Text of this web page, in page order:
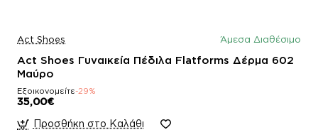
Act Shoes Άμεσα Διαθέσιμο
Act Shoes Γυναικεία Πέδιλα Flatforms Δέρμα 602
Μαύρο
Εξοικονομείτε-29%
35,00€
Προσθήκη στο Καλάθι